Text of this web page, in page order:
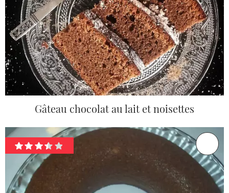
Gâteau chocolat au lait et noisettes